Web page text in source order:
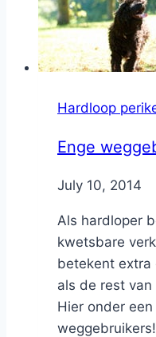
Hardloop
Enge
ByNicole
July 10, 2014
Als hardloper
kwetsbare
betekent extra
als de rest
Hier onder